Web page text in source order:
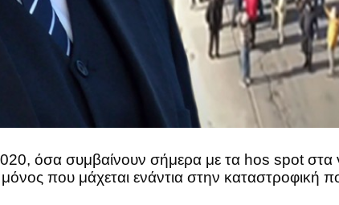
όσα συμβαίνουν σήμερα με τα hos spot στα
που μάχεται ενάντια στην καταστροφική